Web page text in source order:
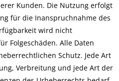
Kunden. Die Nutzung erfolgt
für die Inanspruchnahme des
wird nicht
Folgeschäden. Alle Daten
Schutz. Jede Art
Verbreitung und jede Art der